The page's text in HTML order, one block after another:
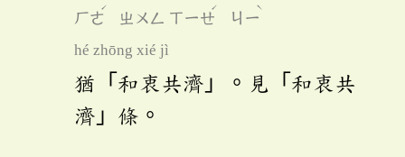
ㄏㄜ
ˊ
ㄓㄨㄥ ㄒㄧㄝ
ˊ
ㄐㄧ
ˋ
hé zhōng xié jì
猶「和衷共濟」。見「和衷共
濟」條。